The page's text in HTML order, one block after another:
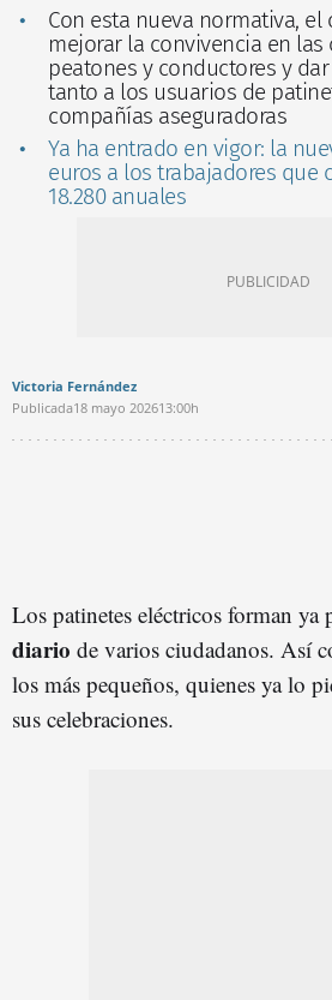
Con esta nueva normativa, el
mejorar la convivencia en
peatones y conductores y
tanto a los usuarios de
compañías aseguradoras
Ya ha entrado en vigor: la
euros a los trabajadores que
18.280 anuales
Victoria Fernández
Publicada18 mayo 202613:00h
Los patinetes eléctricos forman ya
diario de varios ciudadanos. Así
los más pequeños, quienes ya lo
sus celebraciones.